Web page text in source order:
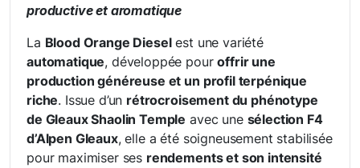
productive et aromatique
La Blood Orange Dieselest une variété
automatique, développée pouroffrir une
production généreuse et un profil terpénique
riche. Issue d’un rétrocroisement du phénotype
de Gleaux Shaolin Temple avec une sélection F4
d’Alpen Gleaux, elle a été soigneusement stabilisée
pour maximiser ses rendements et son intensité